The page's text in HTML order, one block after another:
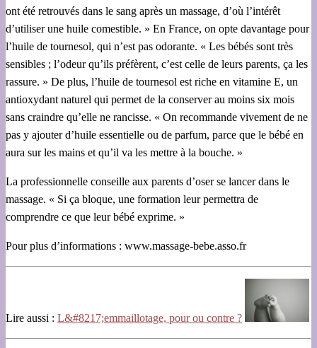
ont été retrouvés dans le sang après un massage, d’où l’intérêt
d’utiliser une huile comestible. » En France, on opte davantage pour
l’huile de tournesol, qui n’est pas odorante. « Les bébés sont très
sensibles ; l’odeur qu’ils préfèrent, c’est celle de leurs parents, ça les
rassure. » De plus, l’huile de tournesol est riche en vitamine E, un
antioxydant naturel qui permet de la conserver au moins six mois
sans craindre qu’elle ne rancisse. « On recommande vivement de ne
pas y ajouter d’huile essentielle ou de parfum, parce que le bébé en
aura sur les mains et qu’il va les mettre à la bouche. »
La professionnelle conseille aux parents d’oser se lancer dans le
massage. « Si ça bloque, une formation leur permettra de
comprendre ce que leur bébé exprime. »
Pour plus d’informations : www.massage-bebe.asso.fr
Lire aussi : L&#8217;emmaillotage, pour ou contre ?